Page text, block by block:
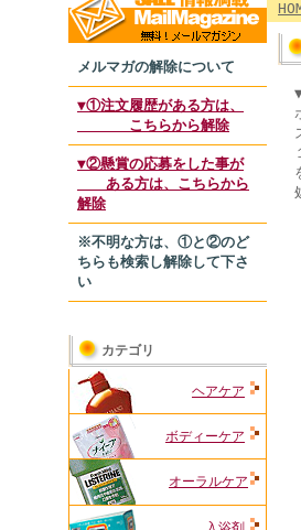
メルマガの解除について
▼①注文履歴がある方は、
こちらから解除
▼②懸賞の応募をした事が
ある方は、こちらから
解除
※不明な方は、①と②のど
ちらも検索し解除して下さ
い
カテゴリ
ヘアケア
ボディーケア
オーラルケア